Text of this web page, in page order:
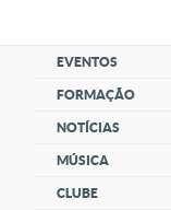
EVENTOS
FORMAÇÃO
NOTÍCIAS
MÚSICA
CLUBE